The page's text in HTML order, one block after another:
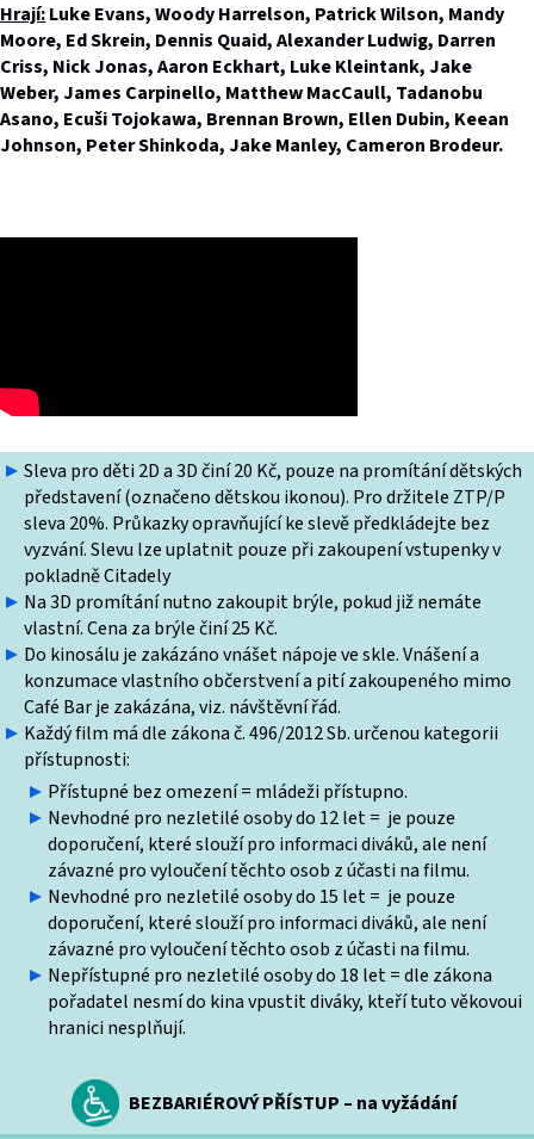
Sleva pro děti 2D a 3D činí 20 Kč, pouze na promítání dětských
představení (označeno dětskou ikonou). Pro držitele ZTP/P
sleva 20%. Průkazky opravňující ke slevě předkládejte bez
vyzvání. Slevu lze uplatnit pouze při zakoupení vstupenky v
pokladně Citadely
Na 3D promítání nutno zakoupit brýle, pokud již nemáte
vlastní. Cena za brýle činí 25 Kč.
Do kinosálu je zakázáno vnášet nápoje ve skle. Vnášení a
konzumace vlastního občerstvení a pití zakoupeného mimo
Café Bar je zakázána, viz. návštěvní řád.
Každý film má dle zákona č. 496/2012 Sb. určenou kategorii
přístupnosti:
Přístupné bez omezení = mládeži přístupno.
Nevhodné pro nezletilé osoby do 12 let = je pouze
doporučení, které slouží pro informaci diváků, ale není
závazné pro vyloučení těchto osob z účasti na filmu.
Nevhodné pro nezletilé osoby do 15 let = je pouze
doporučení, které slouží pro informaci diváků, ale není
závazné pro vyloučení těchto osob z účasti na filmu.
Nepřístupné pro nezletilé osoby do 18 let = dle zákona
pořadatel nesmí do kina vpustit diváky, kteří tuto věkovoui
hranici nesplňují.
BEZBARIÉROVÝ PŘÍSTUP – na vyžádání
Hrají:Luke Evans, Woody Harrelson, Patrick Wilson, Mandy
Moore, Ed Skrein, Dennis Quaid, Alexander Ludwig, Darren
Criss, Nick Jonas, Aaron Eckhart, Luke Kleintank, Jake
Weber, James Carpinello, Matthew MacCaull, Tadanobu
Asano, Ecuši Tojokawa, Brennan Brown, Ellen Dubin, Keean
Johnson, Peter Shinkoda, Jake Manley, Cameron Brodeur.